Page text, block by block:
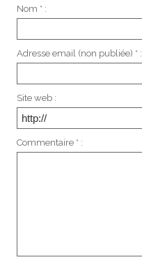
Nom * :
Adresse email (non publiée) * :
Site web :
Commentaire * :